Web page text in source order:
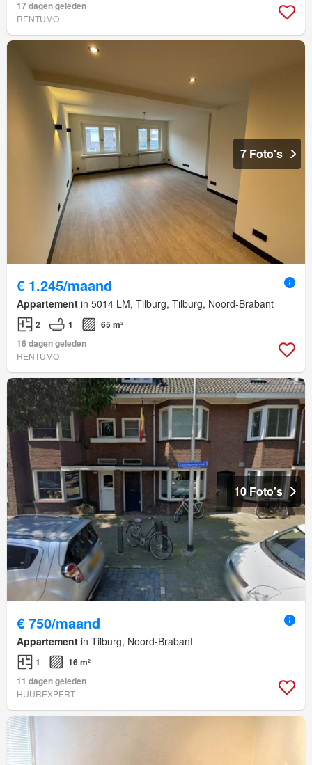
17 dagen geleden
RENTUMO
7 Foto's
€ 1.245/maand
Appartement in 5014 LM, Tilburg, Tilburg, Noord-Brabant
2 1
65 m²
16 dagen geleden
RENTUMO
10 Foto's
€ 750/maand
Appartement in Tilburg, Noord-Brabant
1
16 m²
11 dagen geleden
HUUREXPERT